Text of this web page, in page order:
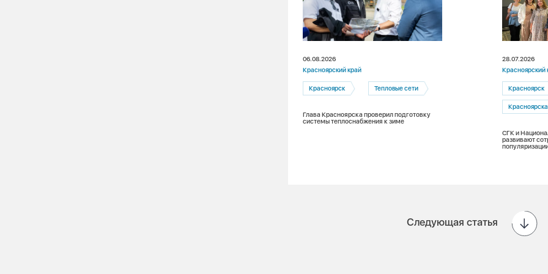
06.08.2026
Красноярский край
Красноярск Тепловые сети
Глава Красноярска проверил подготовку
системы теплоснабжения к зиме
28.07.2026
Красноярский
Красноярск
СГК и
развивают
Следующая статья